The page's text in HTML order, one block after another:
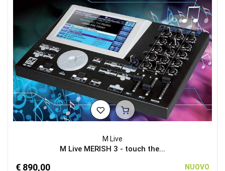
M Live
M Live MERISH 3 - touch the...
€ 890,00 NUOVO